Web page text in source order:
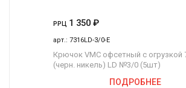
РРЦ 1 350 ₽
арт.: 7316LD-3/0-E
Крючок VMC офсетный с огрузкой
(черн. никель) LD №3/0 (5шт)
ПОДРОБНЕЕ